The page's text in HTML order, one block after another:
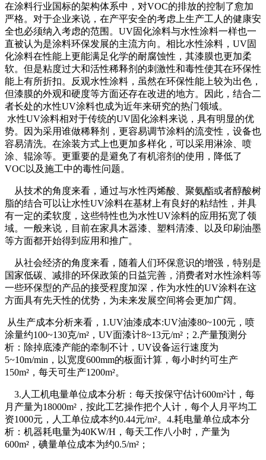
在涂料行业国标的架构体系中，对VOC的排放的控制了愈加
严格。对于企业来说，在产平安全的考虑上生产工人的健康安
全也必须纳入考虑的范围。UV固化涂料与水性涂料一样也一
直被认为是涂料环保发展的主流方向。相比水性涂料，UV固
化涂料在性能上更能满足化学的耐腐蚀性，其漆膜也更加柔
软。但是粘度过大和活性稀释剂的刺激性和毒性使其在环保性
能上有所折扣。反观水性涂料，虽然在环保性能上较为出色，
但漆膜的外观和硬度等方面还存在改进的地方。因此，结合二
者长处的水性UV涂料也成为近年来研究的热门领域。
水性UV涂料相对于传统的UV固化涂料来说，具有明显的优
势。因为采用谁做稀释剂，更容易调节涂料的流变性，设备也
容易清洗。在涂装方式上也更加多样化，可以采用淋涂、喷
涂、辊涂等。更重要的是避免了有机溶剂的使用，降低了
VOC以及施工中的毒性问题。
从技术的角度来看，通过与水性丙烯酸、聚氨酯或者醇酸树
脂的结合可以让水性UV涂料在基材上有良好的粘结性，并具
有一定的柔软度，这些特性也为水性UV涂料的应用拓宽了领
域。一般来说，目前在家具木器漆、塑料清漆、以及印刷油墨
等方面都开始得到应用和推广。
从社会经济的角度来看，随着人们环保意识的增强，特别是
国家低碳、减排的环保政策的日益完善，消费者对水性涂料等
一些环保型的产品的接受程度加深，作为水性的UV涂料在这
方面具有先天性的优势，为未来发展空间将会更加广阔。
从生产成本分析来看，1.UV油漆成本:UV油漆80~100元，喷
涂量约100~130克/m²，UV面漆计8~13元/m²；2.产量预测分
析：除掉底漆产能的牵制不计，UV设备运行速度为
5~10m/min，以宽度600mm的板面计算，每小时约可生产
150m²，每天可生产1200m²。
3.人工机电量单位成本分析：每天按保守估计600m²计，每
月产量为18000m²，按此工艺操作把个人计，每个人月平均工
资1000元，人工单位成本约0.44元/m²。4.耗电量单位成本分
析：机器耗电量为40KW/H，每天工作八小时，产量为
600m²，碘量单位成本为约0.5/m²；